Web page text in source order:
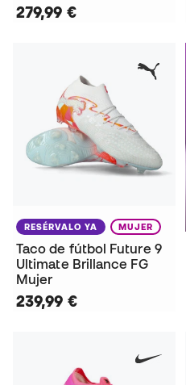
279,99 €
RESÉRVALO YA MUJER
Taco de fútbol Future 9
Ultimate Brillance FG
Mujer
239,99 €